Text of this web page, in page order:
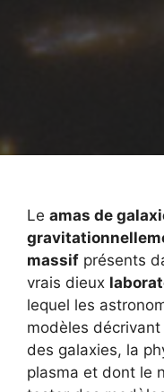
Le amas de
massif présents
vrais dieux
lequel les
modèles décrivant
des galaxies, la
plasma et dont le